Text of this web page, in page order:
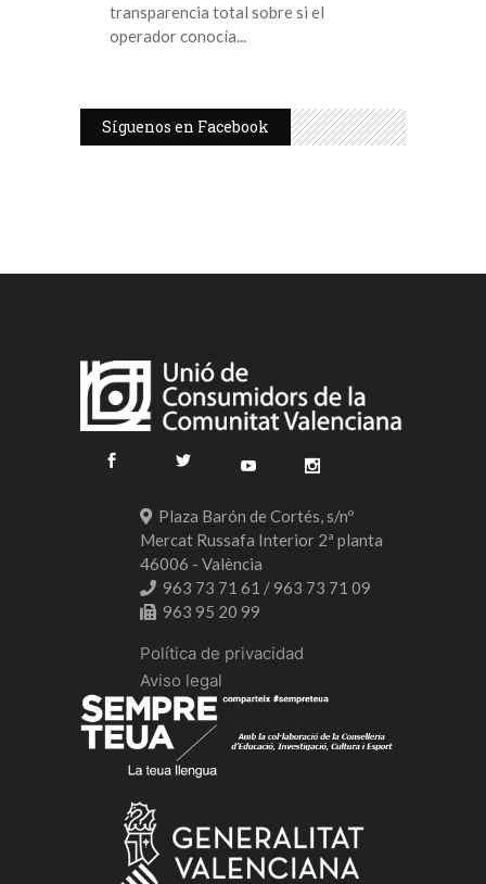
transparencia total sobre si el
operador conocía
Síguenos en Facebook
Plaza Barón de Cortés, s/nº
Mercat Russafa Interior 2ª planta
46006 - València
963 73 71 61 / 963 73 71 09
963 95 20 99
Política de privacidad
Aviso legal